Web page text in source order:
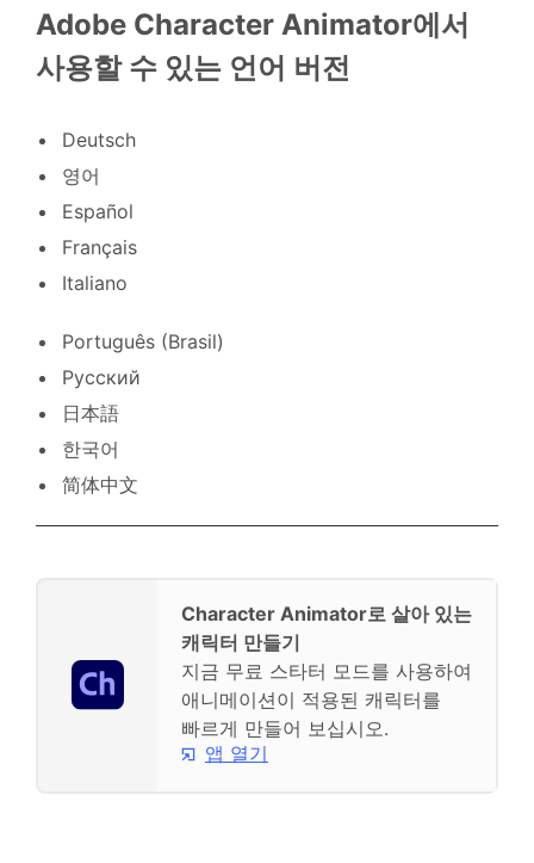
Adobe Character Animator에서
사용할 수 있는 언어 버전
Deutsch
영어
Español
Français
Italiano
Português (Brasil)
Русский
日本語
한국어
简体中文
Character Animator로 살아 있는
캐릭터 만들기
지금 무료 스타터 모드를 사용하여
애니메이션이 적용된 캐릭터를
빠르게 만들어 보십시오.
앱 열기